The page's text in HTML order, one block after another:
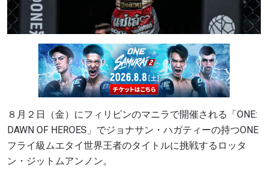
８月２日（金）にフィリピンのマニラで開催される「ONE:
DAWN OF HEROES」でジョナサン・ハガティーの持つONE
フライ級ムエタイ世界王者のタイトルに挑戦するロッタ
ン・ジットムアンノン。